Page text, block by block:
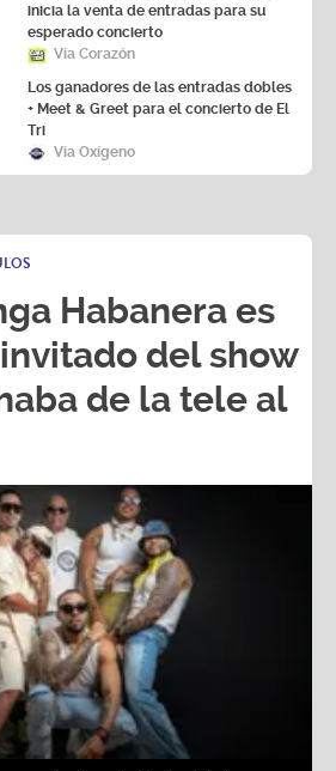
inicia la venta de entradas para su
esperado concierto
Vía Corazón
Los ganadores de las entradas dobles
+ Meet & Greet para el concierto de El
Tri
Vía Oxígeno
Habanera es
del show
de la tele al